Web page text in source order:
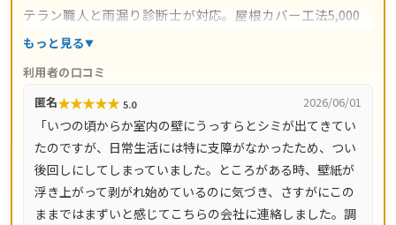
テラン職人と雨漏り診断士が対応。屋根カバー工法5,000
円〜/㎡・葺き替え9,800円〜/㎡・漆喰工事3,000円〜/mな
る直接施工で余計な中間コストを省き、施工後は10年間の
工事保証付き。現地調査・お見積り・ドローン調査・出張
費は無料です。愛知県・岐阜県をはじめ全国14都道府県に
対応し、電話は8時〜18時、LINE・メールは24時間受付、
最短即日で駆けつけます。
もっと見る
利用者の口コミ
匿名★★★★★ 5.0 2026/06/01
「いつの頃からか室内の壁にうっすらとシミが出てきてい
たのですが、日常生活には特に支障がなかったため、つい
後回しにしてしまっていました。ところがある時、壁紙が
浮き上がって剥がれ始めているのに気づき、さすがにこの
ままではまずいと感じてこちらの会社に連絡しました。調